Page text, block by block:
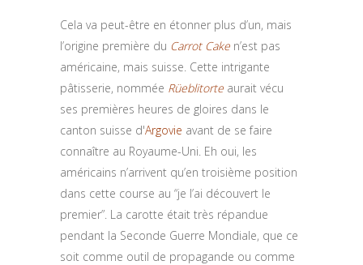
Cela va peut-être en étonner plus d’un, mais
l’origine première du Carrot Cake n’est pas
américaine, mais suisse. Cette intrigante
pâtisserie, nommée Rüeblitorte aurait vécu
ses premières heures de gloires dans le
canton suisse d'Argovie avant de se faire
connaître au Royaume-Uni. Eh oui, les
américains n’arrivent qu’en troisième position
dans cette course au “je l’ai découvert le
premier”. La carotte était très répandue
pendant la Seconde Guerre Mondiale, que ce
soit comme outil de propagande ou comme